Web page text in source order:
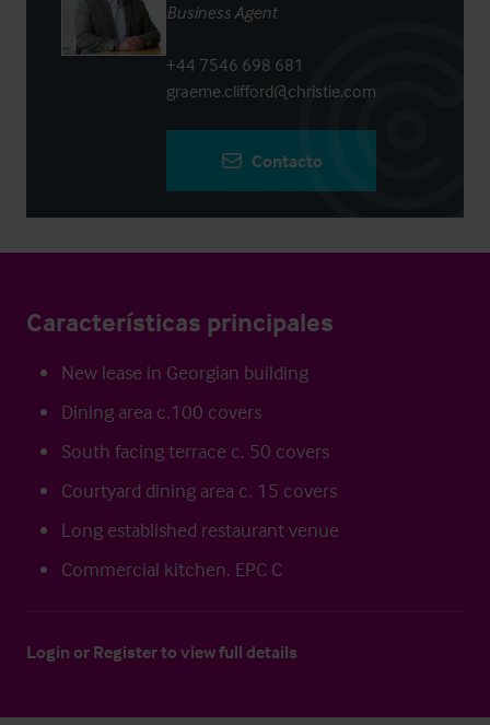
Business Agent
+44 7546 698 681
graeme.clifford@christie.com
Contacto
Características principales
New lease in Georgian building
Dining area c.100 covers
South facing terrace c. 50 covers
Courtyard dining area c. 15 covers
Long established restaurant venue
Commercial kitchen. EPC C
Login or Registerto view full details